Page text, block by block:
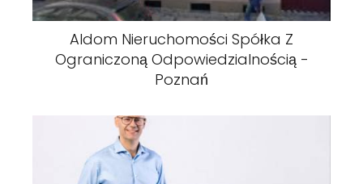
Aldom Nieruchomości Spółka Z
Ograniczoną Odpowiedzialnością -
Poznań